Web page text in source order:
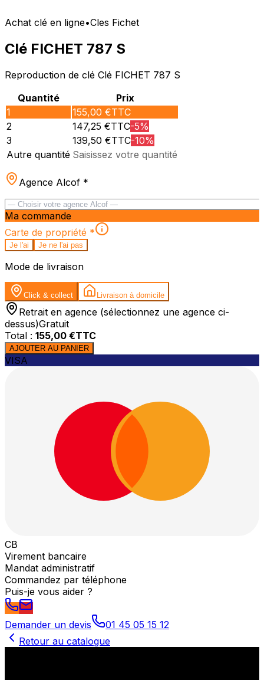
Achat clé en ligne•Cles Fichet
Clé FICHET 787 S
Reproduction de clé Clé FICHET 787 S
Quantité
Prix
1
155,00 €TTC
2
147,25 €TTC-5%
3
139,50 €TTC-10%
Autre quantité Saisissez votre quantité
Agence Alcof *
Ma commande
Carte de propriété *
Je l'ai Je ne l'ai pas
Mode de livraison
Click & collect Livraison à domicile
Retrait en agence (sélectionnez une agence ci-
dessus)Gratuit
Total : 155,00 €TTC
AJOUTER AU PANIER
VISA
CB
Virement bancaire
Mandat administratif
Commandez par téléphone
Puis-je vous aider ?
Demander un devis
01 45 05 15 12
Retour au catalogue